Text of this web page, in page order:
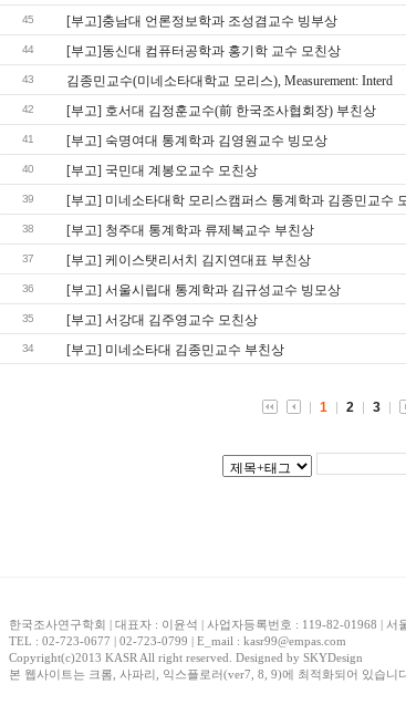
45 [부고]충남대 언론정보학과 조성겸교수 빙부상
44 [부고]동신대 컴퓨터공학과 홍기학 교수 모친상
43 김종민교수(미네소타대학교 모리스), Measurement: Interd
42 [부고] 호서대 김정훈교수(前 한국조사협회장) 부친상
41 [부고] 숙명여대 통계학과 김영원교수 빙모상
40 [부고] 국민대 계봉오교수 모친상
39 [부고] 미네소타대학 모리스캠퍼스 통계학과 김종민교수
38 [부고] 청주대 통계학과 류제복교수 부친상
37 [부고] 케이스탯리서치 김지연대표 부친상
36 [부고] 서울시립대 통계학과 김규성교수 빙모상
35 [부고] 서강대 김주영교수 모친상
34 [부고] 미네소타대 김종민교수 부친상
1 2 3
한국조사연구학회 | 대표자 : 이윤석 | 사업자등록번호 : 119-82-01968 |
TEL : 02-723-0677 | 02-723-0799 | E_mail : kasr99@empas.com
Copyright(c)2013 KASR All right reserved. Designed by SKYDesign
본 웹사이트는 크롬, 사파리, 익스플로러(ver7, 8, 9)에 최적화되어 있습니